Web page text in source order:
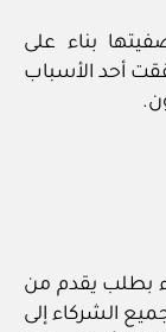
بناء على
أحد الأسباب
بطلب يقدم من
الشركاء إلى